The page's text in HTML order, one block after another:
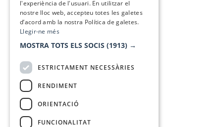
l'experiència de l'usuari. En utilitzar el
nostre lloc web, accepteu totes les galetes
d’acord amb la nostra Política de galetes.
Llegir-ne més
MOSTRA TOTS ELS SOCIS (1913) →
ESTRICTAMENT NECESSÀRIES
RENDIMENT
ORIENTACIÓ
FUNCIONALITAT